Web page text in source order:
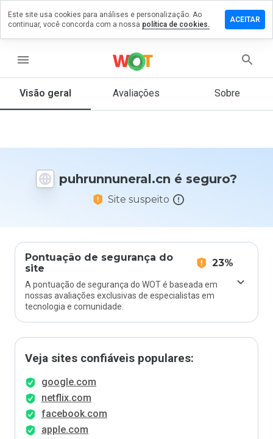
menu
Visão geral Avaliações Sobre
puhrunnuneral.cn é seguro?
Site suspeito
Pontuação de segurança do
site
23%
A pontuação de segurança do WOT é baseada em
nossas avaliações exclusivas de especialistas em
tecnologia e comunidade.
Veja sites confiáveis populares:
google.com
netflix.com
facebook.com
apple.com
um
em
De 1
nota
Este site usa cookies para análises e personalização. Ao
continuar, você concorda com a nossa política de cookies.
ACEITAR